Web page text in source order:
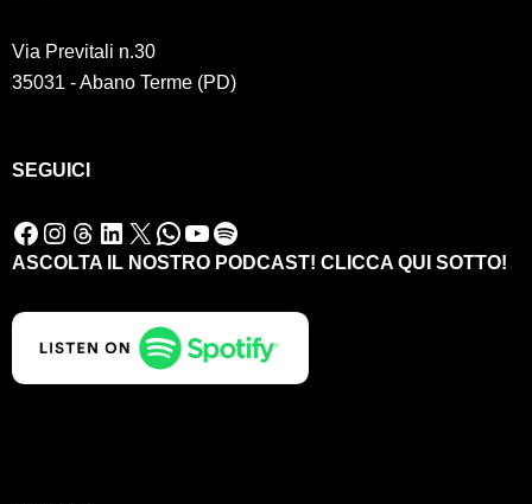
Via Previtali n.30
35031 - Abano Terme (PD)
SEGUICI
Facebook Instagram Threads LinkedIn X WhatsApp YouTube Spotify
ASCOLTA IL NOSTRO PODCAST! CLICCA QUI SOTTO!